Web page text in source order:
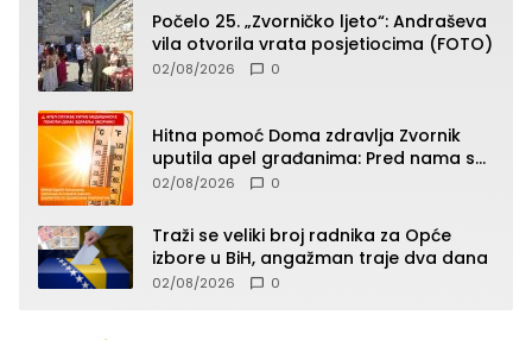
Počelo 25. „Zvorničko ljeto“: Andraševa
vila otvorila vrata posjetiocima (FOTO)
02/08/2026 0
Hitna pomoć Doma zdravlja Zvornik
uputila apel građanima: Pred nama su
temperature do 40°C, oprez zbog
02/08/2026 0
Traži se veliki broj radnika za Opće
izbore u BiH, angažman traje dva dana
02/08/2026 0